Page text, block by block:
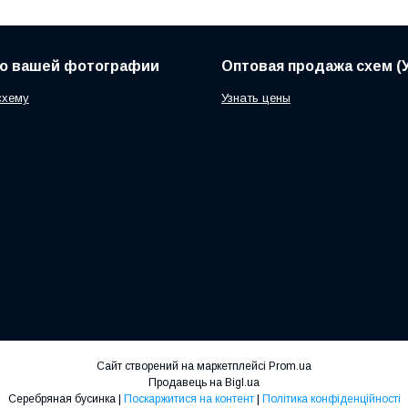
вашей фотографии Оптовая продажа схем
Узнать цены
Сайт створений на маркетплейсі Prom.ua
Продавець на Bigl.ua
Серебряная бусинка | Поскаржитися на контент | Політика конфіденційності